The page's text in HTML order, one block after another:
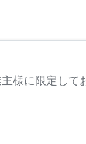
様に限定して